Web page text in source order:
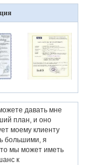
давать мне
план, и оно
моему клиенту
большими, я
мы может иметь
к